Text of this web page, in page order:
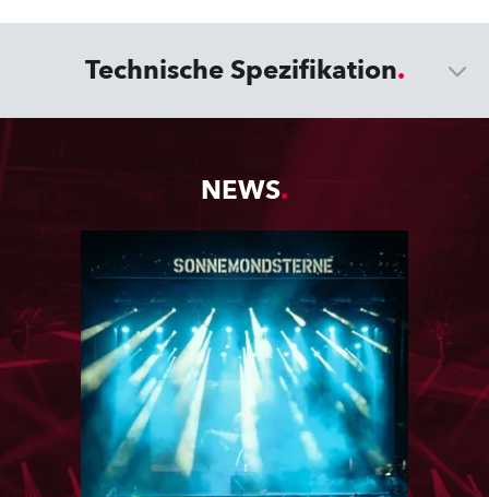
Technische Spezifikation
NEWS